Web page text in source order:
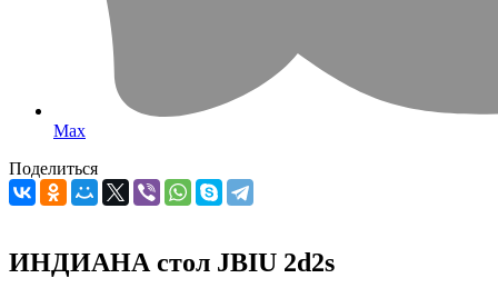
Max
Поделиться
ИНДИАНА стол JBIU 2d2s